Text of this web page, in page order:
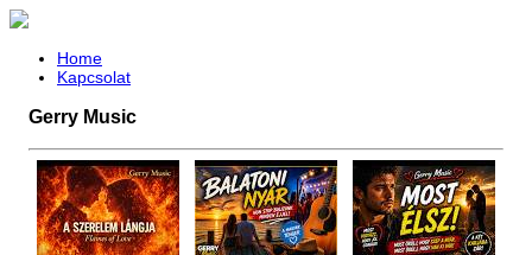
Home
Kapcsolat
Gerry Music